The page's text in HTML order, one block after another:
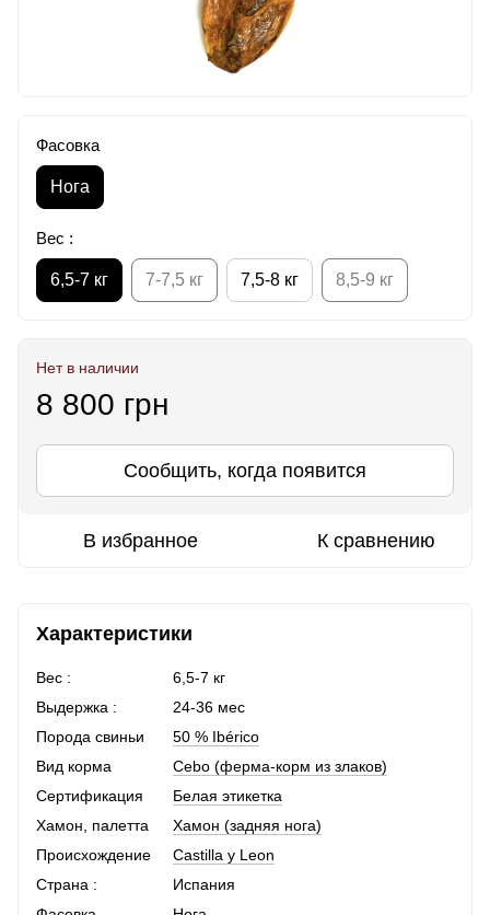
Фасовка
Нога
Вес :
6,5-7 кг 7-7,5 кг 7,5-8 кг 8,5-9 кг
Нет в наличии
8 800 грн
Сообщить, когда появится
В избранное К сравнению
Характеристики
Вес :
6,5-7 кг
Выдержка :
24-36 мес
Порода свиньи
50 % Ibérico
Вид корма
Cebo (ферма-корм из злаков)
Сертификация
Белая этикетка
Хамон, палетта
Хамон (задняя нога)
Происхождение
Castilla y Leon
Страна :
Испания